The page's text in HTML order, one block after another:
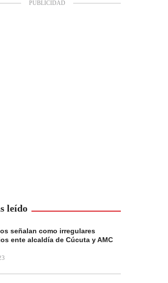
leído
señalan como irregulares
ente alcaldía de Cúcuta y AMC